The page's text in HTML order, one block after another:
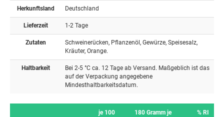
Herkunftsland Deutschland
Lieferzeit 1-2 Tage
Zutaten
Schweinerücken, Pflanzenöl, Gewürze, Speisesalz,
Kräuter, Orange.
Haltbarkeit
Bei 2-5 °C ca. 12 Tage ab Versand. Maßgeblich ist das
auf der Verpackung angegebene
Mindesthaltbarkeitsdatum.
je 100
180 Gramm je
% RI